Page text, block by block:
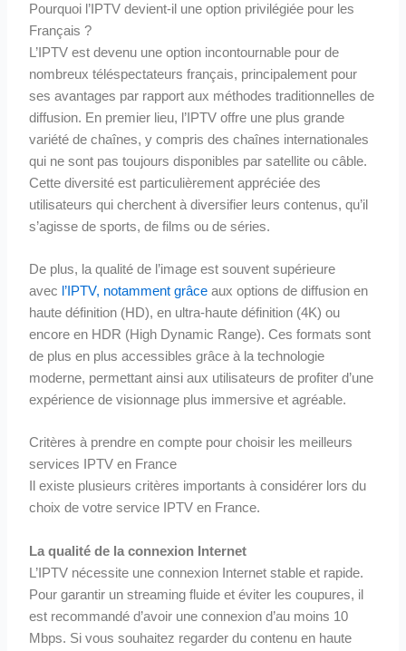
Pourquoi l’IPTV devient-il une option privilégiée pour les
Français ?
L’IPTV est devenu une option incontournable pour de
nombreux téléspectateurs français, principalement pour
ses avantages par rapport aux méthodes traditionnelles de
diffusion. En premier lieu, l’IPTV offre une plus grande
variété de chaînes, y compris des chaînes internationales
qui ne sont pas toujours disponibles par satellite ou câble.
Cette diversité est particulièrement appréciée des
utilisateurs qui cherchent à diversifier leurs contenus, qu’il
s’agisse de sports, de films ou de séries.
De plus, la qualité de l’image est souvent supérieure
avec l’IPTV, notamment grâce aux options de diffusion en
haute définition (HD), en ultra-haute définition (4K) ou
encore en HDR (High Dynamic Range). Ces formats sont
de plus en plus accessibles grâce à la technologie
moderne, permettant ainsi aux utilisateurs de profiter d’une
expérience de visionnage plus immersive et agréable.
Critères à prendre en compte pour choisir les meilleurs
services IPTV en France
Il existe plusieurs critères importants à considérer lors du
choix de votre service IPTV en France.
La qualité de la connexion Internet
L’IPTV nécessite une connexion Internet stable et rapide.
Pour garantir un streaming fluide et éviter les coupures, il
est recommandé d’avoir une connexion d’au moins 10
Mbps. Si vous souhaitez regarder du contenu en haute